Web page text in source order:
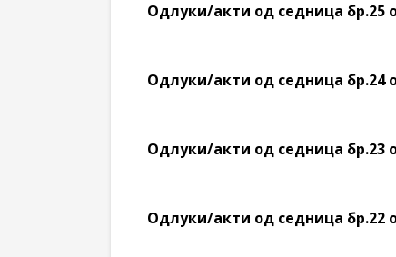
Oдлуки/акти од седница бр.25
Oдлуки/акти од седница бр.24
Oдлуки/акти од седница бр.23
Oдлуки/акти од седница бр.22